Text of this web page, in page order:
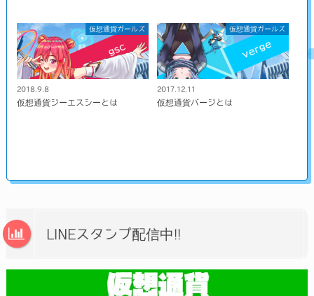
仮想通貨ガールズ
2018.9.8
仮想通貨ジーエスシーとは
仮想通貨ガールズ
2017.12.11
仮想通貨バージとは
LINEスタンプ配信中!!